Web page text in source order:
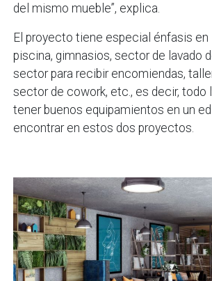
del mismo mueble”, explica.
El proyecto tiene especial énfasis
piscina, gimnasios, sector de lavado
sector para recibir encomiendas,
sector de cowork, etc., es decir, todo
tener buenos equipamientos en un
encontrar en estos dos proyectos.